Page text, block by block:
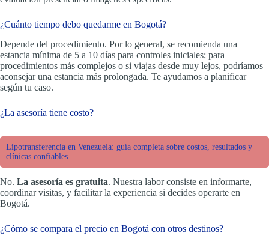
¿Cuánto tiempo debo quedarme en Bogotá?
Depende del procedimiento. Por lo general, se recomienda una
estancia mínima de 5 a 10 días para controles iniciales; para
procedimientos más complejos o si viajas desde muy lejos, podríamos
aconsejar una estancia más prolongada. Te ayudamos a planificar
según tu caso.
¿La asesoría tiene costo?
Lipotransferencia en Venezuela: guía completa sobre costos, resultados y
clínicas confiables
No. La asesoría es gratuita. Nuestra labor consiste en informarte,
coordinar visitas, y facilitar la experiencia si decides operarte en
Bogotá.
¿Cómo se compara el precio en Bogotá con otros destinos?